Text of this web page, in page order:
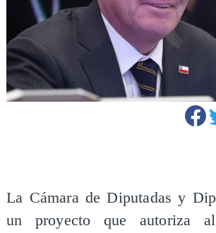
La Cámara de Diputadas y
un proyecto que autoriza